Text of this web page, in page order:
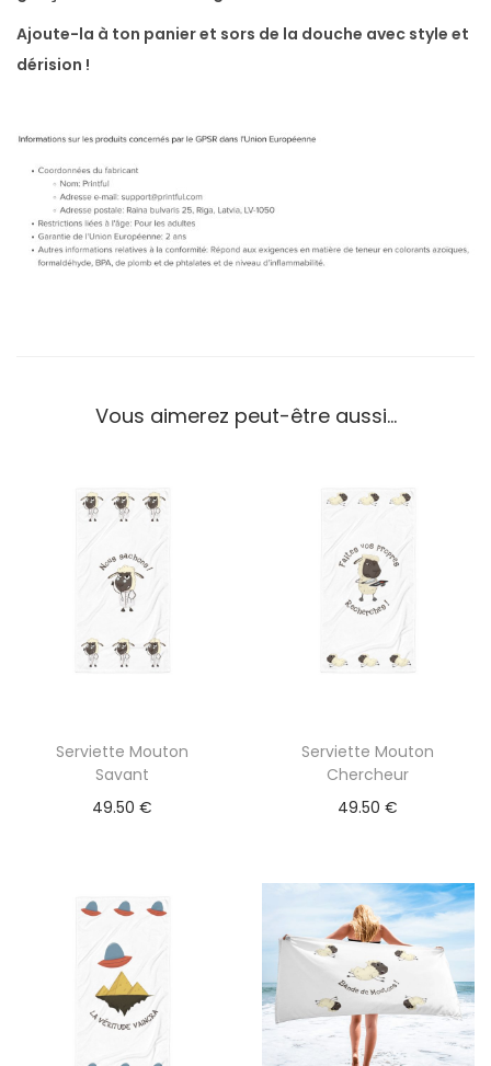
Ajoute-la à ton panier et sors de la douche avec style et
dérision !
Vous aimerez peut-être aussi…
Serviette Mouton
Savant
49.50€
Serviette Mouton
Chercheur
49.50€